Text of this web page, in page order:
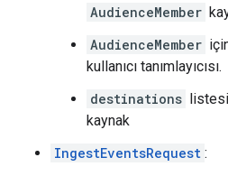
AudienceMember
AudienceMember
kullanıcı tanımlayıcısı.
destinations
kaynak
IngestEventsRequest :